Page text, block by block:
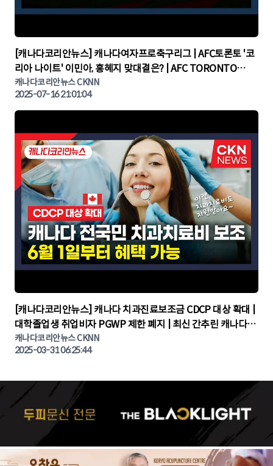
▶
[캐나다코리안뉴스] 캐나다여자프로축구리그 | AFC토론토 '코
리아 나이트' 이민아, 홍혜지 맞대결은? | AFC TORONTO
KOREA NIGHT | 캐나다뉴스 | 토론토뉴스
캐나다코리안뉴스 CKNN
2025-07-16 21:01:04
▶
[캐나다코리안뉴스] 캐나다 치과진료보조금 CDCP 대상 확대 |
대학졸업생 취업비자 PGWP 제한 폐지 | 최신 간추린 캐나다뉴
스 | CKNNEWS | 캐나다뉴스 | 토론토뉴스
캐나다코리안뉴스 CKNN
2025-03-31 06:25:44